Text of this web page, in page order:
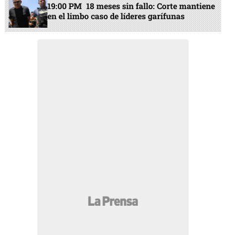
19:00 PM 18 meses sin fallo: Corte mantiene
en el limbo caso de líderes garífunas